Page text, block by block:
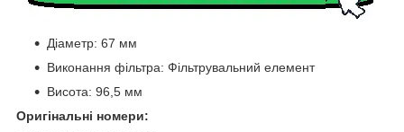
Діаметр: 67 мм
Виконання фільтра: Фільтрувальний елемент
Висота: 96,5 мм
Оригінальні номери: